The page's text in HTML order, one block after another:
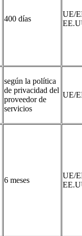
400 días
UE/
según la política
de privacidad del
proveedor de
servicios
UE/
6 meses
UE/